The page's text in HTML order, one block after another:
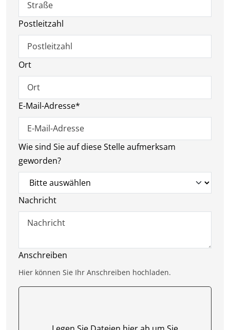
Postleitzahl
Ort
E-Mail-Adresse*
Wie sind Sie auf diese Stelle aufmerksam
geworden?
Nachricht
Anschreiben
Hier können Sie Ihr Anschreiben hochladen.